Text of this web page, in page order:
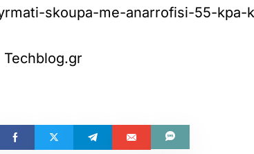
skoupa-me-anarrofisi-55-